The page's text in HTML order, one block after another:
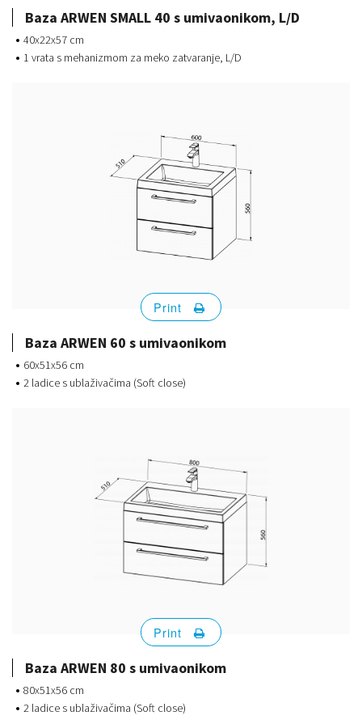
Baza ARWEN SMALL 40 s umivaonikom, L/D
40x22x57 cm
1 vrata s mehanizmom za meko zatvaranje, L/D
Baza ARWEN 60 s umivaonikom
60x51x56 cm
2 ladice s ublaživačima (Soft close)
Print
Baza ARWEN 80 s umivaonikom
80x51x56 cm
2 ladice s ublaživačima (Soft close)
Print